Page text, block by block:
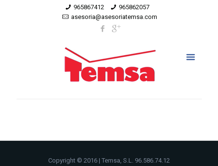
965867412
965862057
asesoria@asesoriatemsa.com
Copyright © 2016 | Temsa, S.L. 96.586.74.12